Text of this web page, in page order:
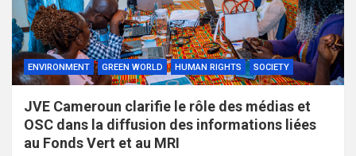
ENVIRONMENT GREEN WORLD HUMAN RIGHTS SOCIETY
JVE Cameroun clarifie le rôle des médias et
OSC dans la diffusion des informations liées
au Fonds Vert et au MRI